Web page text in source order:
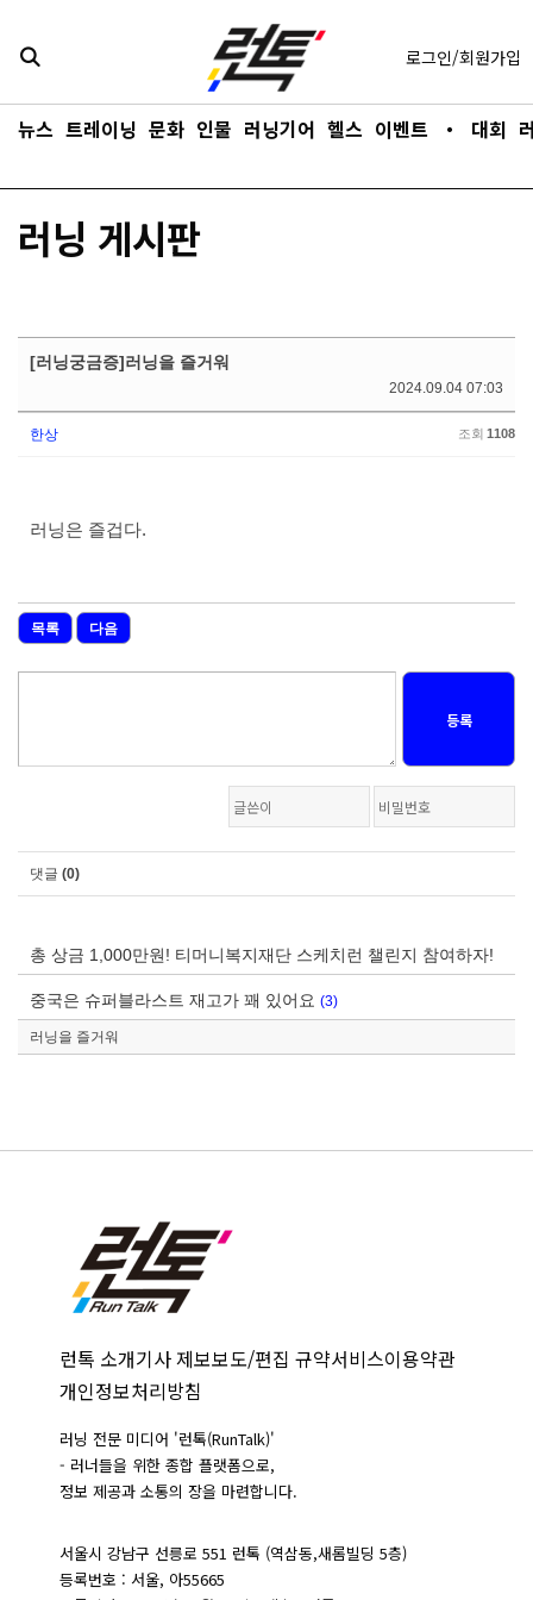
바로가기
뉴스 트레이닝 문화 인물 러닝기어 헬스 이벤트 ・ 대회
로그인/회원가입
러닝 게시판
[러닝궁금증]러닝을 즐거워
2024.09.04 07:03
한상 조회 1108
러닝은 즐겁다.
목록 다음
등록
댓글 (0)
총 상금 1,000만원! 티머니복지재단 스케치런 챌린지 참여하자!
중국은 슈퍼블라스트 재고가 꽤 있어요 (3)
러닝을 즐거워
런톡 소개기사 제보보도/편집 규약서비스이용약관
개인정보처리방침
러닝 전문 미디어 '런톡(RunTalk)'
- 러너들을 위한 종합 플랫폼으로,
정보 제공과 소통의 장을 마련합니다.
서울시 강남구 선릉로 551 런톡 (역삼동,새롬빌딩 5층)
등록번호 : 서울, 아55665